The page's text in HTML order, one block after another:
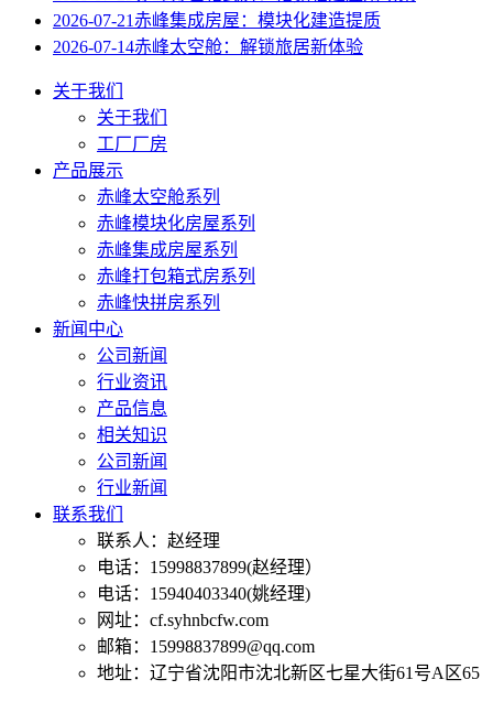
2026-07-21赤峰集成房屋：模块化建造提质
2026-07-14赤峰太空舱：解锁旅居新体验
关于我们
关于我们
工厂厂房
产品展示
赤峰太空舱系列
赤峰模块化房屋系列
赤峰集成房屋系列
赤峰打包箱式房系列
赤峰快拼房系列
新闻中心
公司新闻
行业资讯
产品信息
相关知识
公司新闻
行业新闻
联系我们
联系人：赵经理
电话：15998837899(赵经理）
电话：15940403340(姚经理)
网址：cf.syhnbcfw.com
邮箱：15998837899@qq.com
地址：辽宁省沈阳市沈北新区七星大街61号A区65